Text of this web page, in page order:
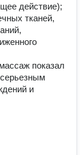
действие);
тканей,
показал
и